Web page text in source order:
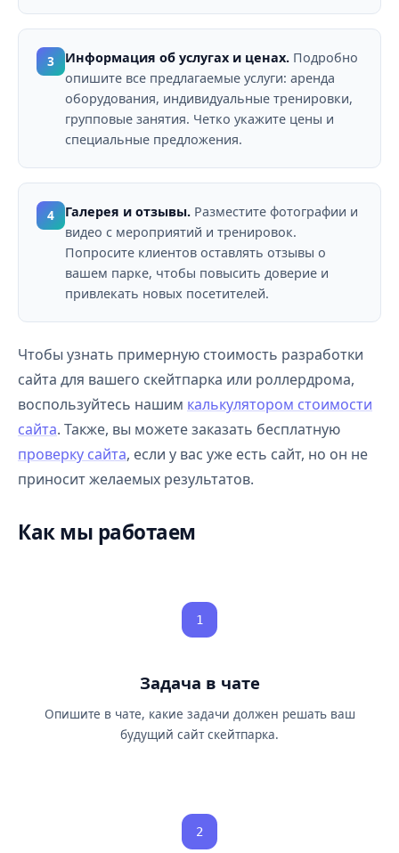
3 Информация об услугах и ценах. Подробно
опишите все предлагаемые услуги: аренда
оборудования, индивидуальные тренировки,
групповые занятия. Четко укажите цены и
специальные предложения.
4 Галерея и отзывы. Разместите фотографии и
видео с мероприятий и тренировок.
Попросите клиентов оставлять отзывы о
вашем парке, чтобы повысить доверие и
привлекать новых посетителей.
Чтобы узнать примерную стоимость разработки
сайта для вашего скейтпарка или роллердрома,
воспользуйтесь нашим калькулятором стоимости
сайта. Также, вы можете заказать бесплатную
проверку сайта, если у вас уже есть сайт, но он не
приносит желаемых результатов.
Как мы работаем
1
Задача в чате
Опишите в чате, какие задачи должен решать ваш
будущий сайт скейтпарка.
2